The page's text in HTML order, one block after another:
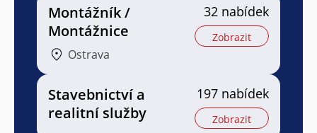
Montážník /
Montážnice
Ostrava
32 nabídek
Zobrazit
Stavebnictví a
realitní služby
197 nabídek
Zobrazit